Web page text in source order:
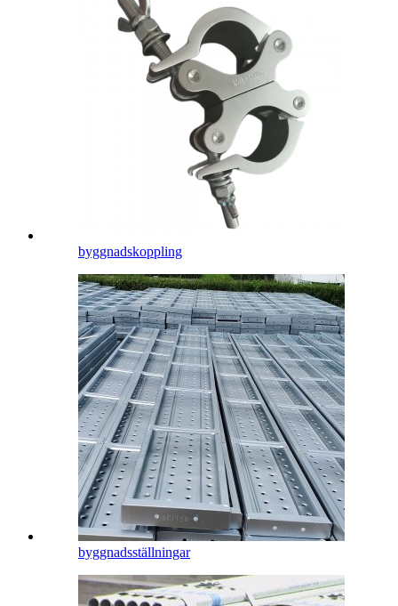
byggnadskoppling
byggnadsställningar